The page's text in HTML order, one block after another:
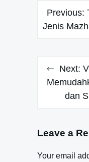
Post
Previous:
Jenis
Next:
dan
Leave a
Your email